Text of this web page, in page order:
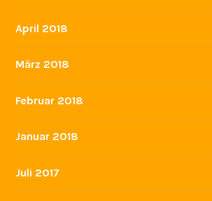
April 2018
März 2018
Februar 2018
Januar 2018
Juli 2017